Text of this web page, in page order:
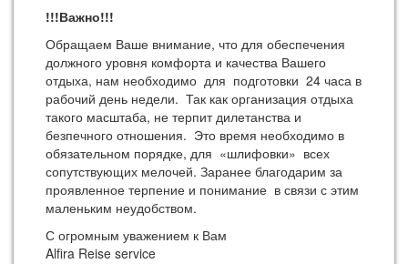
!!!Важно!!!
Обращаем Ваше внимание, что для обеспечения
должного уровня комфорта и качества Вашего
отдыха, нам необходимо для подготовки 24 часа в
рабочий день недели. Так как организация отдыха
такого масштаба, не терпит дилетанства и
безпечного отношения. Это время необходимо в
обязательном порядке, для «шлифовки» всех
сопутствующих мелочей. Заранее благодарим за
проявленное терпение и понимание в связи с этим
маленьким неудобством.
С огромным уважением к Вам
Alfira Reise service